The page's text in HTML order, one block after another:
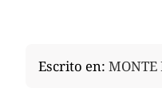
Escrito en: MONTE